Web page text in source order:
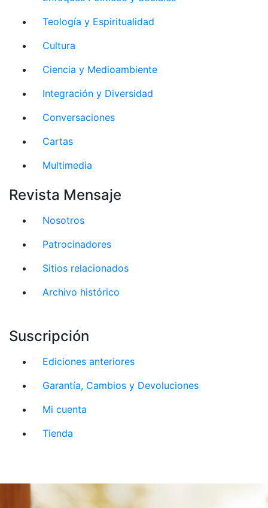
Teología y Espiritualidad
Cultura
Ciencia y Medioambiente
Integración y Diversidad
Conversaciones
Cartas
Multimedia
Revista Mensaje
Nosotros
Patrocinadores
Sitios relacionados
Archivo histórico
Suscripción
Ediciones anteriores
Garantía, Cambios y Devoluciones
Mi cuenta
Tienda